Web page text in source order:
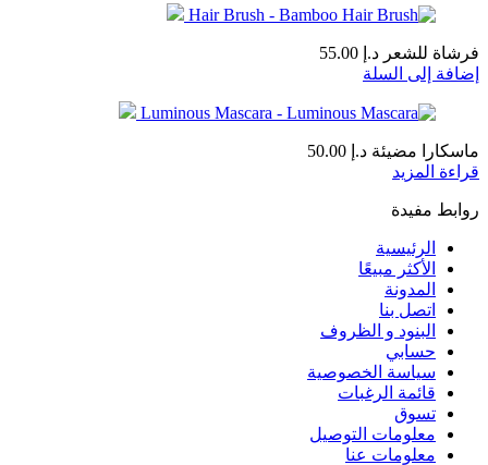
فرشاة للشعر د.إ
إضافة إلى السلة
ماسكارا مضيئة د.إ
قراءة المزيد
روابط مفيدة
الرئيسية
الأكثر مبيعًا
المدونة
اتصل بنا
البنود و الظروف
حسابي
سياسة الخصوصية
قائمة الرغبات
تسوق
معلومات التوصيل
معلومات عنا